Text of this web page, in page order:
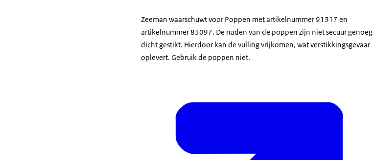
Zeeman waarschuwt voor Poppen met artikelnummer 91317 en
artikelnummer 83097. De naden van de poppen zijn niet secuur genoeg
dicht gestikt. Hierdoor kan de vulling vrijkomen, wat verstikkingsgevaar
oplevert. Gebruik de poppen niet.